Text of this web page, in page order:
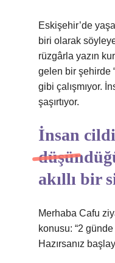
Eskişehir’de
biri olarak
rüzgârla yazın
gelen bir şehirde
gibi çalışmıyor.
şaşırtıyor.
İnsan
akıllı bir
Merhaba Cafu
konusu: “2 günde
Hazırsanız